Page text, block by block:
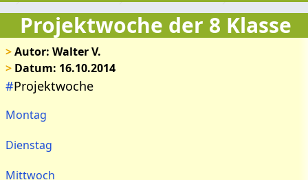
Projektwoche der 8 Klasse
>Autor: Walter V.
> Datum: 16.10.2014
#Projektwoche
Montag
Dienstag
Mittwoch